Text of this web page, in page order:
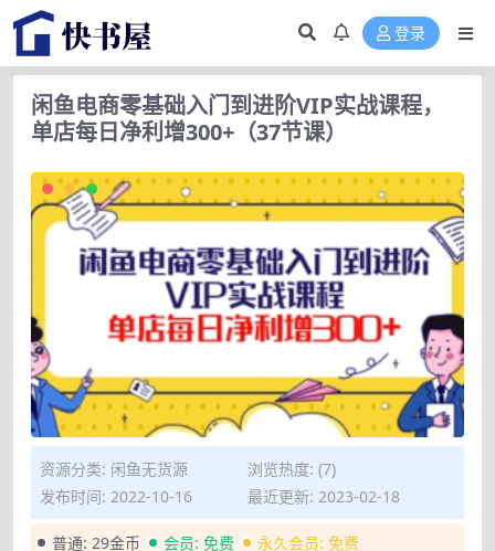
登录
闲鱼电商零基础入门到进阶VIP实战课程，
单店每日净利增300+（37节课）
资源分类: 闲鱼无货源
浏览热度: (7)
发布时间: 2022-10-16
最近更新: 2023-02-18
普通: 29金币 会员: 免费 永久会员: 免费